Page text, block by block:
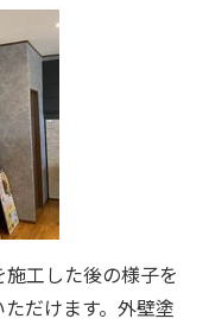
工した後の様子を
だけます。外壁塗